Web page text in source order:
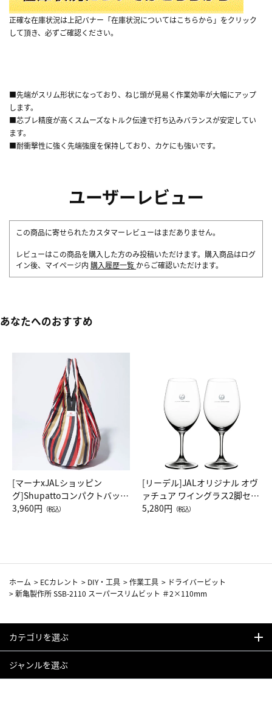
正確な在庫状況は上記バナー「在庫状況についてはこちらから」をクリック
して頂き、必ずご確認ください。
■先端がスリム形状になっており、ねじ頭が見易く作業効率が大幅にアップ
します。
■芯ブレ精度が高くスムーズなトルク伝達で打ち込みバランスが安定してい
ます。
■耐衝撃性に強く先端強度を保持しており、カケにも強いです。
ユーザーレビュー
この商品に寄せられたカスタマーレビューはまだありません。
レビューはこの商品を購入した方のみ投稿いただけます。購入商品はログ
イン後、マイページ内 購入履歴一覧 からご確認いただけます。
あなたへのおすすめ
[マーナxJALショッピン
グ]Shupattoコンパクトバッグ
Drop JAL客室乗務員（LC）ス
3,960円 （税込）
[リーデル]JALオリジナル オヴ
ァチュア ワイングラス2脚セッ
ト（レッドワイン）
5,280円 （税込）
ホーム > ECカレント > DIY・工具 >作業工具 > ドライバービット
>新亀製作所 SSB-2110 スーパースリムビット ＃2×110mm
カテゴリを選ぶ
ジャンルを選ぶ